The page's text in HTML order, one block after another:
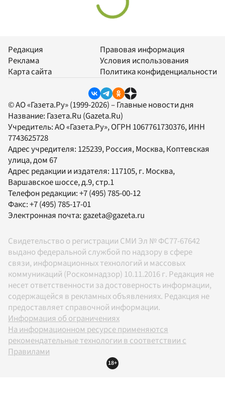
Редакция
Реклама
Карта сайта
Правовая информация
Условия использования
Политика конфиденциальности
© АО «Газета.Ру» (1999-2026) – Главные новости дня
Название: Газета.Ru (Gazeta.Ru)
Учредитель:АО «Газета.Ру», ОГРН 1067761730376, ИНН
7743625728
Адрес учредителя: 125239, Россия, Москва, Коптевская
улица, дом 67
Адрес редакции и издателя: 117105, г. Москва,
Варшавское шоссе, д.9, стр.1
Телефон редакции:+7 (495) 785-00-12
Факс:+7 (495) 785-17-01
Электронная почта:gazeta@gazeta.ru
Свидетельство о регистрации СМИ Эл № ФС77-67642
выдано федеральной службой по надзору в сфере
связи, информационных технологий и массовых
коммуникаций (Роскомнадзор) 10.11.2016 г. Редакция не
несет ответственности за достоверность информации,
содержащейся в рекламных объявлениях. Редакция не
предоставляет справочной информации.
Информация об ограничениях
На информационном ресурсе применяются
рекомендательные технологии в соответствии с
Правилами
18+